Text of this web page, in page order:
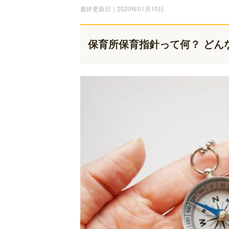
最終更新日｜2020年01月10日
保育所保育指針って何？ どん